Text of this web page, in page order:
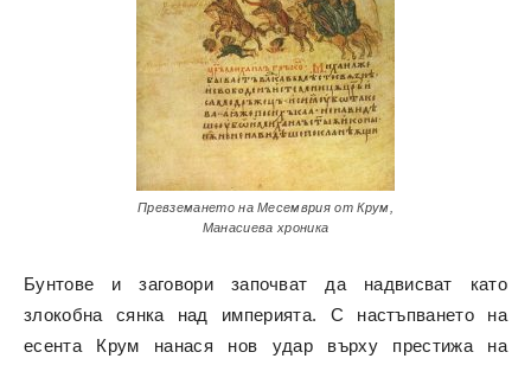
Превземането на Месемврия от Крум,
Манасиева хроника
Бунтове и заговори започват да надвисват като
злокобна сянка над империята. С настъпването на
есента Крум нанася нов удар върху престижа на